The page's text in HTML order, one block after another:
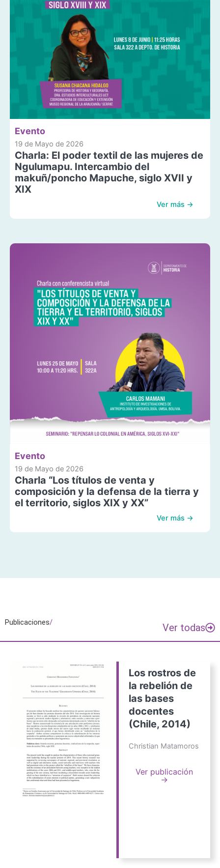
Evento
19 de Mayo de 2026
Charla: El poder textil de las mujeres de
Ngulumapu. Intercambio del
makuñ/poncho Mapuche, siglo XVII y
XIX
Ver más →
Evento
19 de Mayo de 2026
Charla “Los títulos de venta y
composición y la defensa de la tierra y
el territorio, siglos XIX y XX”
Ver más →
Publicaciones/ Ver todas
Los rostros de
la rebelión de
las bases
docentes
(Chile, 2014)
Christian Matamoros
Ver publicación
→